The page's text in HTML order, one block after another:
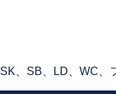
、SB、LD、WC、